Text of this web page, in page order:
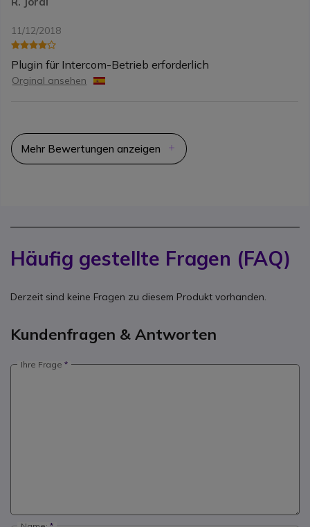
11/12/2018
Plugin für Intercom-Betrieb erforderlich
Orginal ansehen
Mehr Bewertungen anzeigen
Häufig gestellte Fragen (FAQ)
Derzeit sind keine Fragen zu diesem Produkt vorhanden.
Kundenfragen & Antworten
Ihre Frage